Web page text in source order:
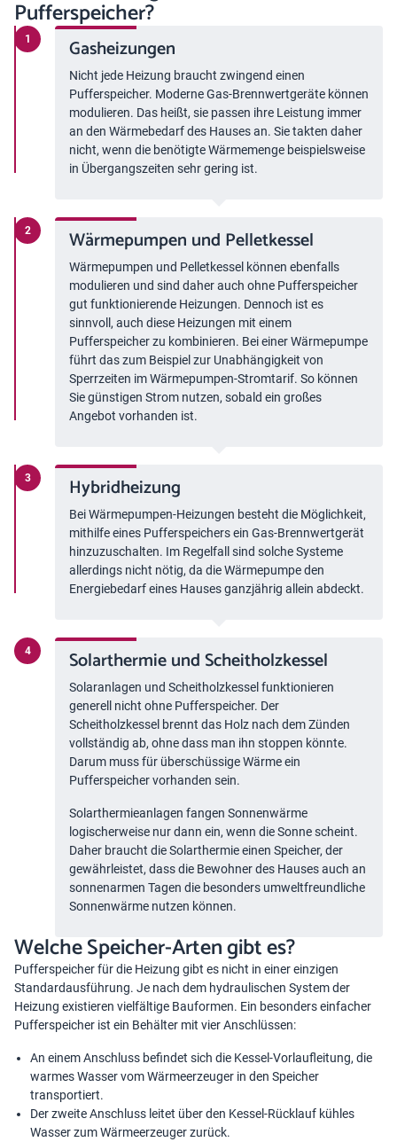
Pufferspeicher?
Gasheizungen
Nicht jede Heizung braucht zwingend einen
Pufferspeicher. Moderne Gas-Brennwertgeräte können
modulieren. Das heißt, sie passen ihre Leistung immer
an den Wärmebedarf des Hauses an. Sie takten daher
nicht, wenn die benötigte Wärmemenge beispielsweise
in Übergangszeiten sehr gering ist.
Wärmepumpen und Pelletkessel
Wärmepumpen und Pelletkessel können ebenfalls
modulieren und sind daher auch ohne Pufferspeicher
gut funktionierende Heizungen. Dennoch ist es
sinnvoll, auch diese Heizungen mit einem
Pufferspeicher zu kombinieren. Bei einer Wärmepumpe
führt das zum Beispiel zur Unabhängigkeit von
Sperrzeiten im Wärmepumpen-Stromtarif. So können
Sie günstigen Strom nutzen, sobald ein großes
Angebot vorhanden ist.
Hybridheizung
Bei Wärmepumpen-Heizungen besteht die Möglichkeit,
mithilfe eines Pufferspeichers ein Gas-Brennwertgerät
hinzuzuschalten. Im Regelfall sind solche Systeme
allerdings nicht nötig, da die Wärmepumpe den
Energiebedarf eines Hauses ganzjährig allein abdeckt.
Solarthermie und Scheitholzkessel
Solaranlagen und Scheitholzkessel funktionieren
generell nicht ohne Pufferspeicher. Der
Scheitholzkessel brennt das Holz nach dem Zünden
vollständig ab, ohne dass man ihn stoppen könnte.
Darum muss für überschüssige Wärme ein
Pufferspeicher vorhanden sein.
Solarthermieanlagen fangen Sonnenwärme
logischerweise nur dann ein, wenn die Sonne scheint.
Daher braucht die Solarthermie einen Speicher, der
gewährleistet, dass die Bewohner des Hauses auch an
sonnenarmen Tagen die besonders umweltfreundliche
Sonnenwärme nutzen können.
Welche Speicher-Arten gibt es?
Pufferspeicher für die Heizung gibt es nicht in einer einzigen
Standardausführung. Je nach dem hydraulischen System der
Heizung existieren vielfältige Bauformen. Ein besonders einfacher
Pufferspeicher ist ein Behälter mit vier Anschlüssen:
An einem Anschluss befindet sich die Kessel-Vorlaufleitung, die
warmes Wasser vom Wärmeerzeuger in den Speicher
transportiert.
Der zweite Anschluss leitet über den Kessel-Rücklauf kühles
Wasser zum Wärmeerzeuger zurück.